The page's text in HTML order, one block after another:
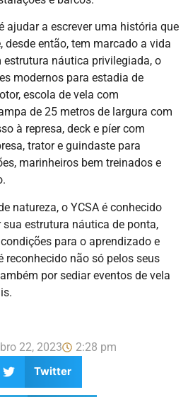
ajudar a escrever uma história que
desde então, tem marcado a vida
náutica privilegiada, o
modernos para estadia de
escola de vela com
de 25 metros de largura com
à represa, deck e píer com
trator e guindaste para
marinheiros bem treinados e
natureza, o YCSA é conhecido
estrutura náutica de ponta,
para o aprendizado e
reconhecido não só pelos seus
por sediar eventos de vela
22, 2023
2:28 pm
Twitter